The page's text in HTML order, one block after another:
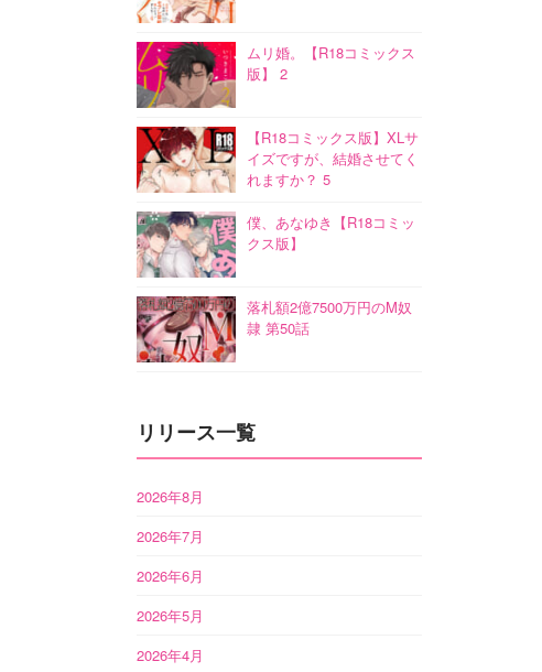
ムリ婚。【R18コミックス
版】 2
【R18コミックス版】XLサ
イズですが、結婚させてく
れますか？ 5
僕、あなゆき【R18コミッ
クス版】
落札額2億7500万円のM奴
隷 第50話
リリース一覧
2026年8月
2026年7月
2026年6月
2026年5月
2026年4月